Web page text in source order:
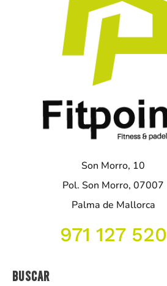
Son Morro, 10
Pol. Son Morro, 07007
Palma de Mallorca
971 127 520
Buscar